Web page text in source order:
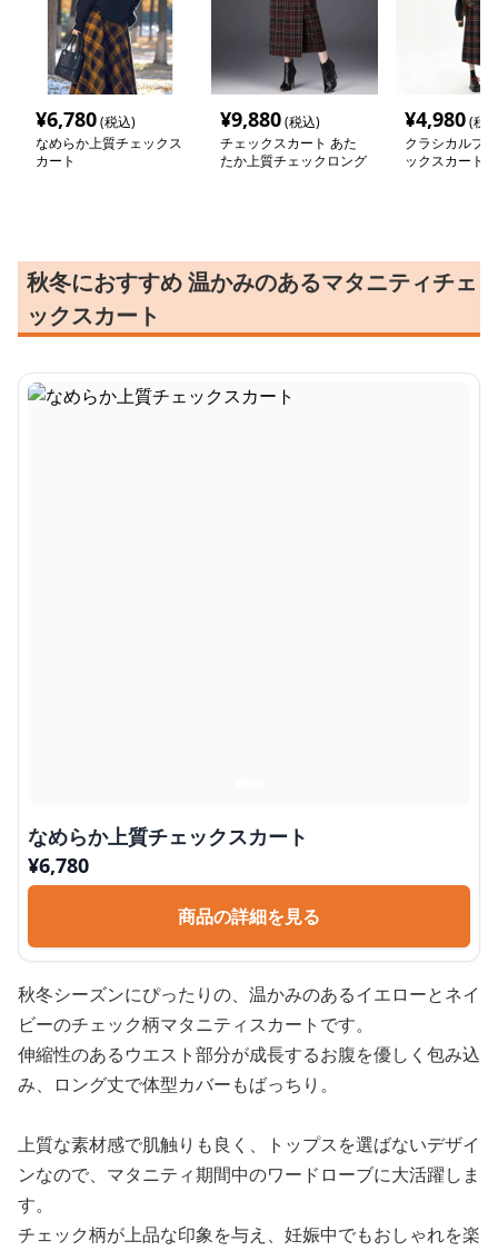
¥6,780(税込)
なめらか上質チェックス
カート
¥9,880(税込)
チェックスカート あた
たか上質チェックロング
¥4,980(税
クラシカルプ
ックスカート
秋冬におすすめ 温かみのあるマタニティチェ
ックスカート
なめらか上質チェックスカート
¥6,780
商品の詳細を見る
秋冬シーズンにぴったりの、温かみのあるイエローとネイ
ビーのチェック柄マタニティスカートです。
伸縮性のあるウエスト部分が成長するお腹を優しく包み込
み、ロング丈で体型カバーもばっちり。
上質な素材感で肌触りも良く、トップスを選ばないデザイ
ンなので、マタニティ期間中のワードローブに大活躍しま
す。
チェック柄が上品な印象を与え、妊娠中でもおしゃれを楽